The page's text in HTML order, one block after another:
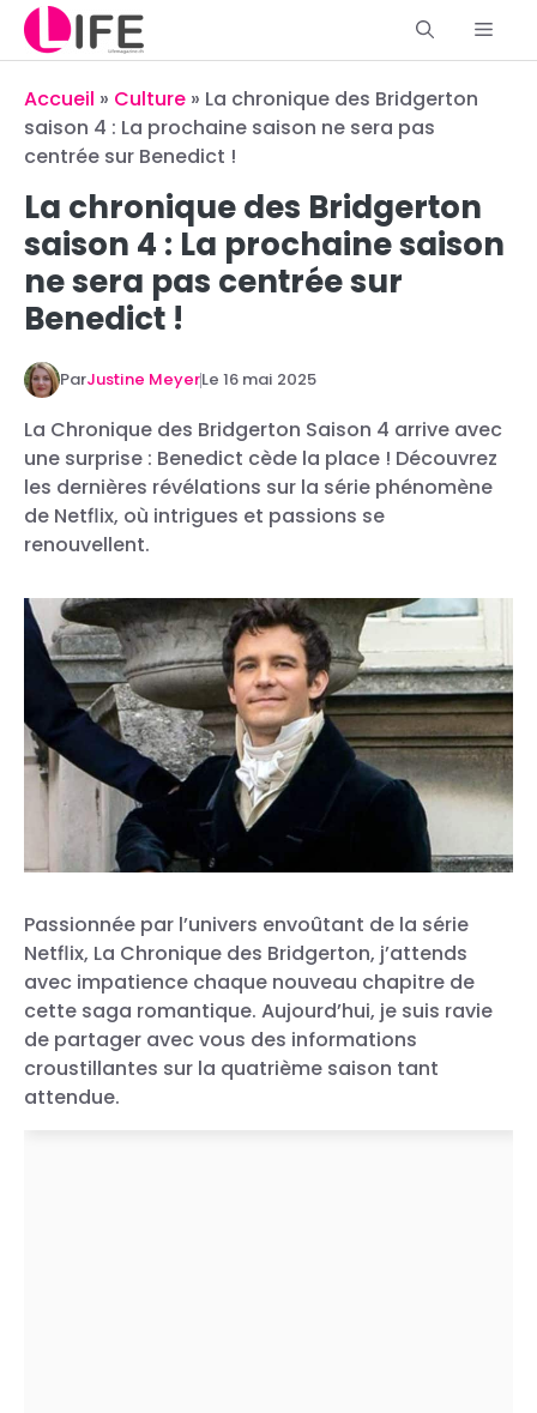
Aller
contenu
Accueil » Culture » La chronique des Bridgerton
saison 4 : La prochaine saison ne sera pas
centrée sur Benedict !
La chronique des Bridgerton
saison 4 : La prochaine saison
ne sera pas centrée sur
Benedict !
ParJustine MeyerLe 16 mai 2025
La Chronique des Bridgerton Saison 4 arrive avec
une surprise : Benedict cède la place ! Découvrez
les dernières révélations sur la série phénomène
de Netflix, où intrigues et passions se
renouvellent.
Passionnée par l’univers envoûtant de la série
Netflix, La Chronique des Bridgerton, j’attends
avec impatience chaque nouveau chapitre de
cette saga romantique. Aujourd’hui, je suis ravie
de partager avec vous des informations
croustillantes sur la quatrième saison tant
attendue.